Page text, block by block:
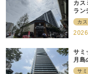
カス
ラン
の要
カス
サミ
月島
の小
サミ